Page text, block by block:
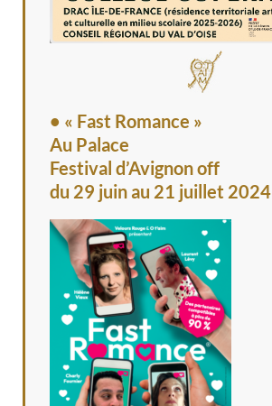
• « Fast Romance »
Au Palace
Festival d’Avignon off
du 29 juin au 21 juillet 2024